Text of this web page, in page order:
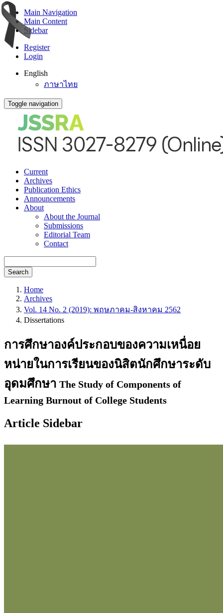
Main Navigation
Main Content
Sidebar
Register
Login
English
ภาษาไทย
Toggle navigation
Current
Archives
Publication Ethics
Announcements
About
About the Journal
Submissions
Editorial Team
Contact
Search
Home
Archives
Vol. 14 No. 2 (2019): พฤษภาคม-สิงหาคม 2562
Dissertations
การศึกษาองค์ประกอบของความเหนื่อย
หน่ายในการเรียนของนิสิตนักศึกษาระดับ
อุดมศึกษา The Study of Components of
Learning Burnout of College Students
Article Sidebar